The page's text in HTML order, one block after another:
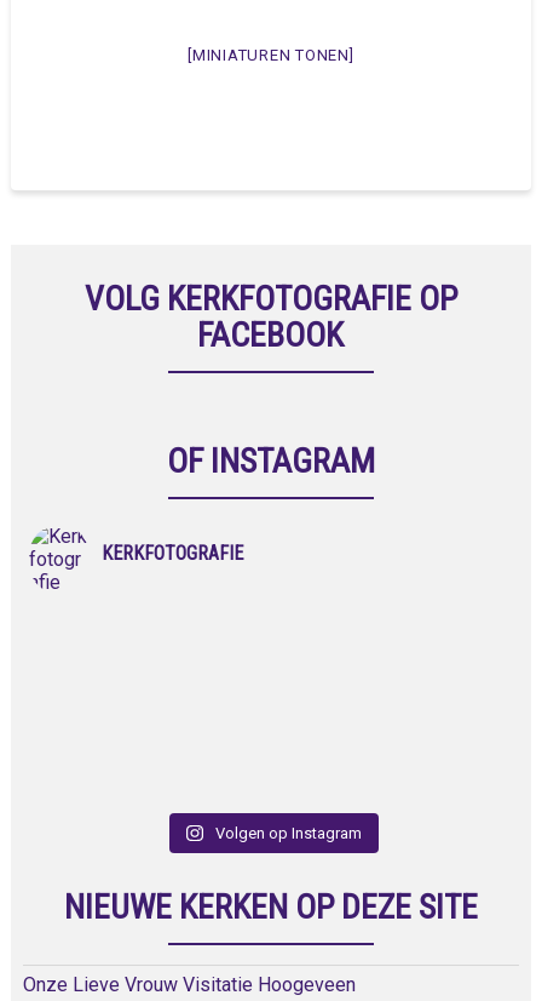
[MINIATUREN TONEN]
VOLG KERKFOTOGRAFIE OP
FACEBOOK
OF INSTAGRAM
KERKFOTOGRAFIE
Volgen op Instagram
NIEUWE KERKEN OP DEZE SITE
Onze Lieve Vrouw Visitatie Hoogeveen